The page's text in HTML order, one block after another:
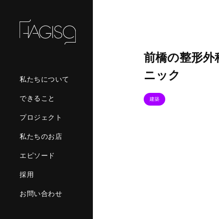
私たちについて
できること
プロジェクト
私たちのお店
エピソード
採用
お問い合わせ
前橋の整形外
ニック
建築